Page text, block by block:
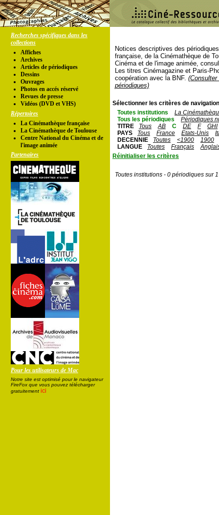
Recherches spécifiques dans les
collections
Affiches
Archives
Articles de périodiques
Dessins
Ouvrages
Photos en accés réservé
Revues de presse
Vidéos (DVD et VHS)
Répertoires
La Cinémathèque française
La Cinémathèque de Toulouse
Centre National du Cinéma et de
l'image animée
Partenaires
Pour les utilisateurs de Mac
Notre site est optimisé pour le navigateur
FireFox que vous pouvez télécharger
gratuitement ici
Notices descriptives des
française, de la Cinémathèque de
Cinéma et de l'image animée,
Les titres Cinémagazine et Paris-
coopération avec la BNF.
périodiques)
Sélectionner les critères de
Toutes institutions
La
Tous les périodiques
Périodiques
TITRE
Tous AB C DE F
GHI
PAYS
Tous France Etats-Unis
DECENNIE
Toutes <1900
1900
LANGUE
Toutes Français
Réinitialiser les critères
Toutes institutions - 0 périodiques sur